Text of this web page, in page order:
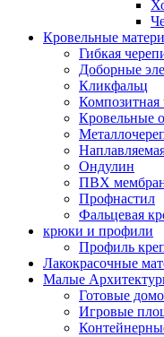
Кровельные
Гибкая
Доборные
Кликфальц
Композитная
Кровельные
Ондулин
ПВХ
Профнастил
Фальцевая
крюки и профили
Профиль
Лакокрасочные
Малые
Готовые
Игровые